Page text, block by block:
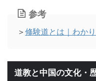
参考
＞ 修験道とは｜わか
道教と中国の文化・